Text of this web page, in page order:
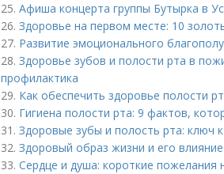
25. Афиша концерта группы Бутырка в
26. Здоровье на первом месте: 10
27. Развитие эмоционального
28. Здоровье зубов и полости рта в
профилактика
29. Как обеспечить здоровье полости
30. Гигиена полости рта: 9 фактов,
31. Здоровые зубы и полость рта: ключ
32. Здоровый образ жизни и его
33. Сердце и душа: короткие